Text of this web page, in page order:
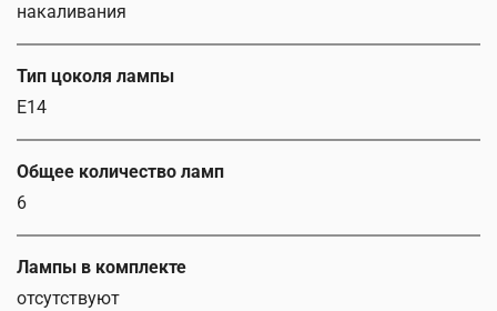
накаливания
Тип цоколя лампы
E14
Общее количество ламп
6
Лампы в комплекте
отсутствуют